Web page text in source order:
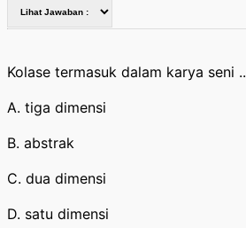
Kolase termasuk dalam karya seni ..
A. tiga dimensi
B. abstrak
C. dua dimensi
D. satu dimensi